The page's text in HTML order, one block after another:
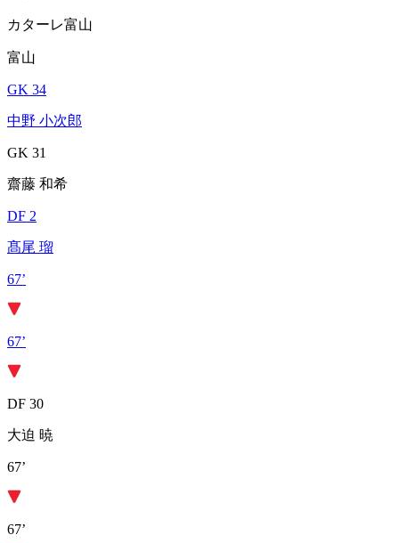
カターレ富山
富山
GK 34
中野 小次郎
GK 31
齋藤 和希
DF 2
髙尾 瑠
67’
67’
DF 30
大迫 暁
67’
67’